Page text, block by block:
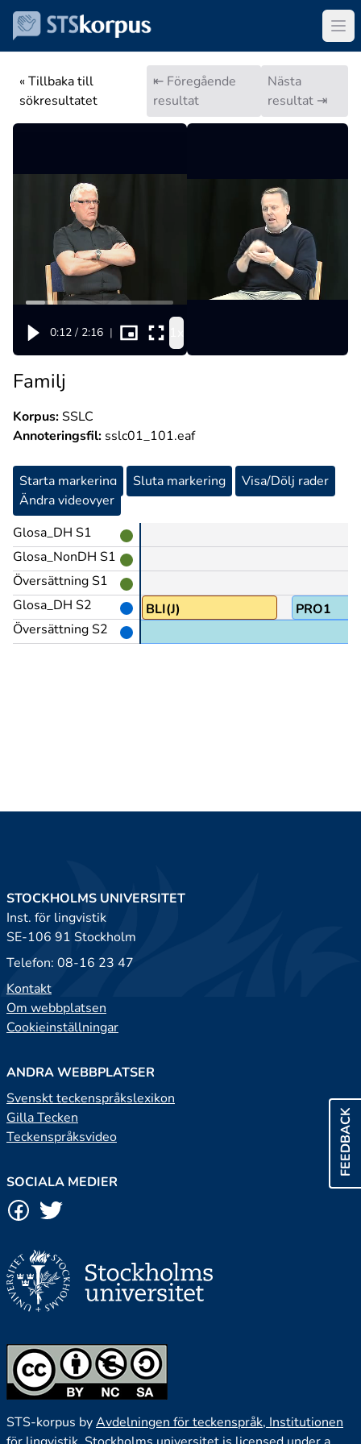
« Tillbaka till
sökresultatet
⇤ Föregående
resultat
Nästa
resultat ⇥
0:12 / 2:16 |
Familj
Korpus:SSLC
Annoteringsfil: sslc01_101.eaf
Starta markering Sluta markering
Visa/Dölj rader
Ändra videovyer
Glosa_DH S1
Glosa_NonDH S1
Översättning S1
Glosa_DH S2
Översättning S2
BLI(J) PRO1
FEEDBACK
STOCKHOLMS UNIVERSITET
Inst. för lingvistik
SE-106 91 Stockholm
Telefon: 08-16 23 47
Kontakt
Om webbplatsen
Cookieinställningar
ANDRA WEBBPLATSER
Svenskt teckenspråkslexikon
Gilla Tecken
Teckenspråksvideo
SOCIALA MEDIER
STS-korpus byAvdelningen för teckenspråk, Institutionen